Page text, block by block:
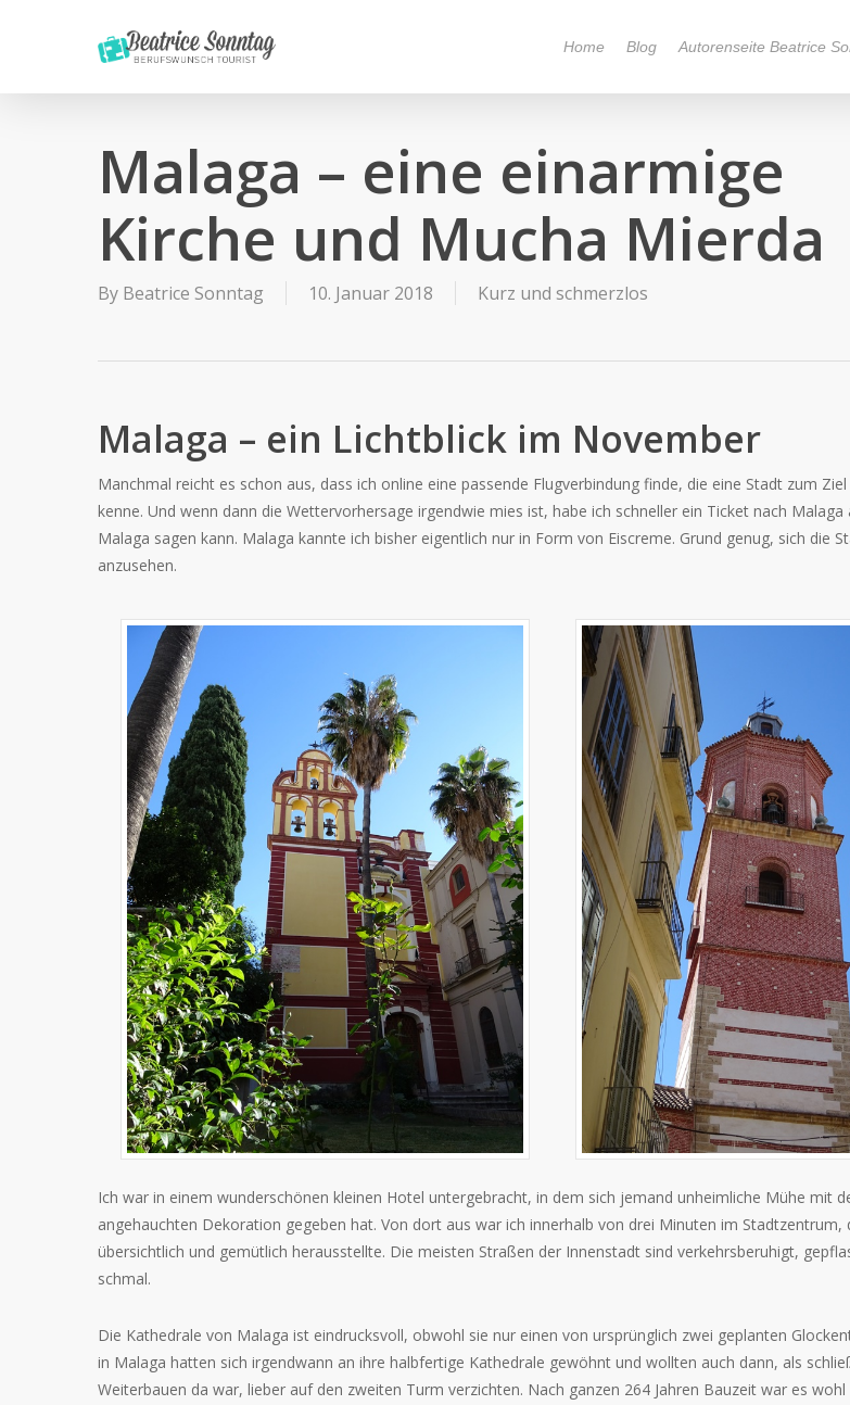
content
Home Blog Autorenseite Beatrice
Malaga – eine einarmige
Kirche und Mucha Mierda
By Beatrice Sonntag 10. Januar 2018 Kurz und schmerzlos
Malaga – ein Lichtblick im November
Manchmal reicht es schon aus, dass ich online eine passende Flugverbindung finde, die eine Stadt zum
kenne. Und wenn dann die Wettervorhersage irgendwie mies ist, habe ich schneller ein Ticket nach Malaga
Malaga sagen kann. Malaga kannte ich bisher eigentlich nur in Form von Eiscreme. Grund genug, sich die
anzusehen.
Ich war in einem wunderschönen kleinen Hotel untergebracht, in dem sich jemand unheimliche Mühe mit
angehauchten Dekoration gegeben hat. Von dort aus war ich innerhalb von drei Minuten im Stadtzentrum,
übersichtlich und gemütlich herausstellte. Die meisten Straßen der Innenstadt sind verkehrsberuhigt,
schmal.
Die Kathedrale von Malaga ist eindrucksvoll, obwohl sie nur einen von ursprünglich zwei geplanten
in Malaga hatten sich irgendwann an ihre halbfertige Kathedrale gewöhnt und wollten auch dann, als
Weiterbauen da war, lieber auf den zweiten Turm verzichten. Nach ganzen 264 Jahren Bauzeit war es